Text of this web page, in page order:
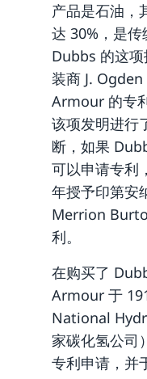
产品是石油，
达 30%，是传
Dubbs 的这
装商 J.
Armour 的专
该项发明进行
断，如果
可以申请专利
年授予印第安
Merrion
利。
在购买了
Armour 于
National
家碳化氢公司
专利申请，并